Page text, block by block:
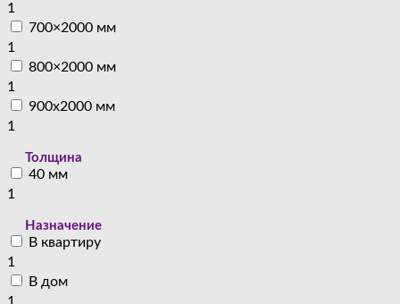
1
700×2000 мм
1
800×2000 мм
1
900x2000 мм
1
Толщина
40 мм
1
Назначение
В квартиру
1
В дом